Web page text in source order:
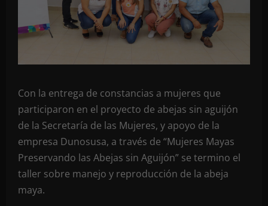
Con la entrega de constancias a mujeres que
participaron en el proyecto de abejas sin aguijón
de la Secretaría de las Mujeres, y apoyo de la
empresa Dunosusa, a través de “Mujeres Mayas
Preservando las Abejas sin Aguijón” se termino el
taller sobre manejo y reproducción de la abeja
maya.